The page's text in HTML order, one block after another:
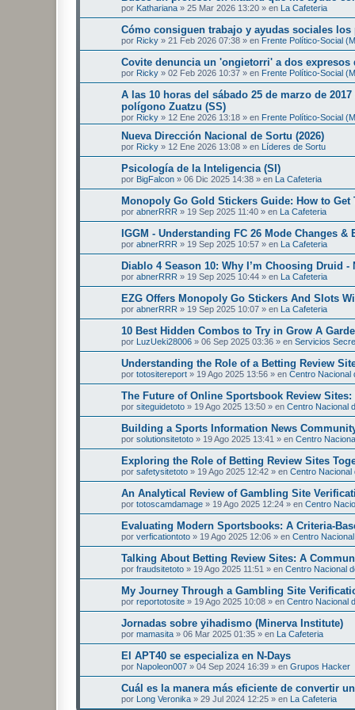
por Kathariana » 25 Mar 2026 13:20 » en La Cafeteria
Cómo consiguen trabajo y ayudas sociales los
por Ricky » 21 Feb 2026 07:38 » en Frente Político-Social
Covite denuncia un 'ongietorri' a dos expresos
por Ricky » 02 Feb 2026 10:37 » en Frente Político-Social
A las 10 horas del sábado 25 de marzo de
polígono Zuatzu (SS)
por Ricky » 12 Ene 2026 13:18 » en Frente Político-Social
Nueva Dirección Nacional de Sortu (2026)
por Ricky » 12 Ene 2026 13:08 » en Líderes de Sortu
Psicología de la Inteligencia (SI)
por BigFalcon » 06 Dic 2025 14:38 » en La Cafeteria
Monopoly Go Gold Stickers Guide: How to
por abnerRRR » 19 Sep 2025 11:40 » en La Cafeteria
IGGM - Understanding FC 26 Mode Changes &
por abnerRRR » 19 Sep 2025 10:57 » en La Cafeteria
Diablo 4 Season 10: Why I’m Choosing Druid
por abnerRRR » 19 Sep 2025 10:44 » en La Cafeteria
EZG Offers Monopoly Go Stickers And Slots
por abnerRRR » 19 Sep 2025 10:07 » en La Cafeteria
10 Best Hidden Combos to Try in Grow A
por LuzUeki28006 » 06 Sep 2025 03:36 » en Servicios
Understanding the Role of a Betting Review
por totositereport » 19 Ago 2025 13:56 » en Centro Nacional
The Future of Online Sportsbook Review
por siteguidetoto » 19 Ago 2025 13:50 » en Centro Nacional
Building a Sports Information News
por solutionsitetoto » 19 Ago 2025 13:41 » en Centro
Exploring the Role of Betting Review Sites
por safetysitetoto » 19 Ago 2025 12:42 » en Centro Nacional
An Analytical Review of Gambling Site
por totoscamdamage » 19 Ago 2025 12:24 » en Centro
Evaluating Modern Sportsbooks: A Criteria-
por verficationtoto » 19 Ago 2025 12:06 » en Centro
Talking About Betting Review Sites: A
por fraudsitetoto » 19 Ago 2025 11:51 » en Centro Nacional
My Journey Through a Gambling Site
por reportotosite » 19 Ago 2025 10:08 » en Centro Nacional
Jornadas sobre yihadismo (Minerva Institute)
por mamasita » 06 Mar 2025 01:35 » en La Cafeteria
El APT40 se especializa en N-Days
por Napoleon007 » 04 Sep 2024 16:39 » en Grupos Hacker
Cuál es la manera más eficiente de convertir
por Long Veronika » 29 Jul 2024 12:25 » en La Cafeteria